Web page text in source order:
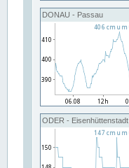
DONAU - Passau
ODER - Eisenhüttenstadt